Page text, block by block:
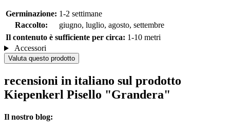
Germinazione: 1-2 settimane
Raccolto:
giugno, luglio, agosto, settembre
Il contenuto è sufficiente per circa: 1-10 metri
Accessori
Valuta questo prodotto
recensioni in italiano sul prodotto
Kiepenkerl Pisello "Grandera"
Il nostro blog: